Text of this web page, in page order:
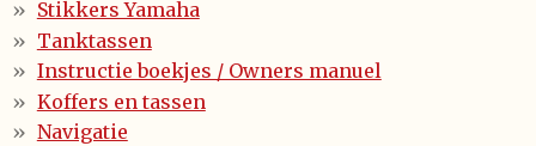
Stikkers Yamaha
Tanktassen
Instructie boekjes / Owners manuel
Koffers en tassen
Navigatie